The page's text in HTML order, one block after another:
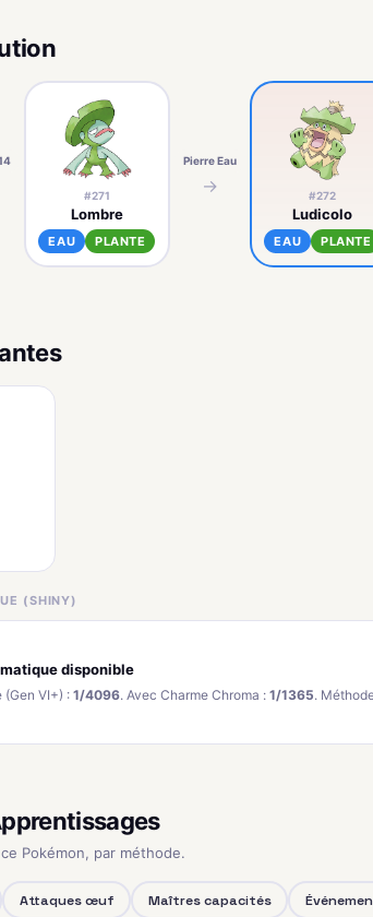
#271
Lombre
EAU PLANTE
Pierre Eau
→ #272
Ludicolo
EAU PLANTE
(SHINY)
disponible
(Gen VI+) : 1/4096. Avec Charme Chroma : 1/1365.
Pokémon, par méthode.
Attaques œuf Maîtres capacités